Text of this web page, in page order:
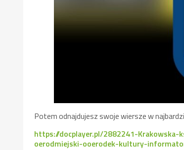
Potem odnajdujesz swoje wiersze w
https://docplayer.pl/2882241-
oerodmiejski-ooerodek-kultury-